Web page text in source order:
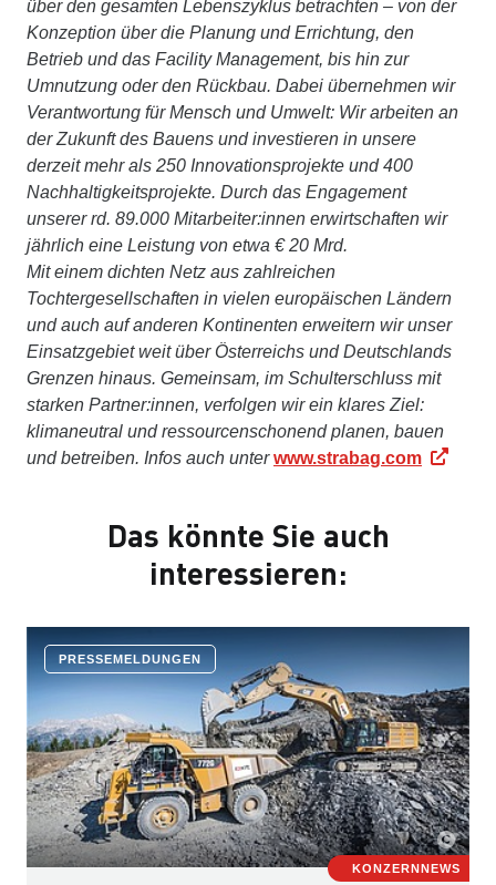
über den gesamten Lebenszyklus betrachten – von der
Konzeption über die Planung und Errichtung, den
Betrieb und das Facility Management, bis hin zur
Umnutzung oder den Rückbau. Dabei übernehmen wir
Verantwortung für Mensch und Umwelt: Wir arbeiten an
der Zukunft des Bauens und investieren in unsere
derzeit mehr als 250 Innovationsprojekte und 400
Nachhaltigkeitsprojekte. Durch das Engagement
unserer rd. 89.000 Mitarbeiter:innen erwirtschaften wir
jährlich eine Leistung von etwa € 20 Mrd.
Mit einem dichten Netz aus zahlreichen
Tochtergesellschaften in vielen europäischen Ländern
und auch auf anderen Kontinenten erweitern wir unser
Einsatzgebiet weit über Österreichs und Deutschlands
Grenzen hinaus. Gemeinsam, im Schulterschluss mit
starken Partner:innen, verfolgen wir ein klares Ziel:
klimaneutral und ressourcenschonend planen, bauen
und betreiben. Infos auch unterwww.strabag.com
Das könnte Sie auch
interessieren:
KONZERNNEWS
PRESSEMELDUNGEN